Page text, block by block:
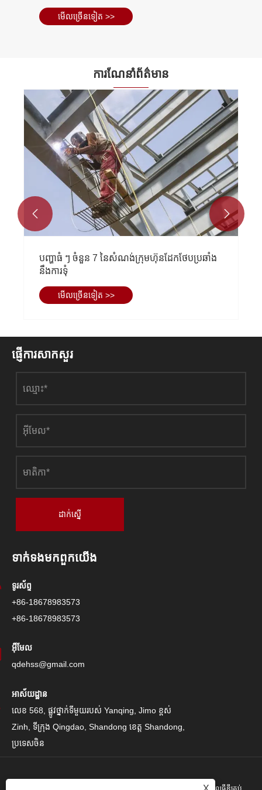
មើល​ច្រើន​ទៀត >>
ការណែនាំព័ត៌មាន
របៀបដែលស្ថានីយ៍រថភ្លើងស៊ុមដែកផ្លាស់ប្តូរបទ
ពិសោធន៍ធ្វើដំណើរតាមរថភ្លើងទំនើប
មើល​ច្រើន​ទៀត >>
 
ផ្ញើការសាកសួរ
ដាក់ស្នើ
ទាក់ទង​មក​ពួក​យើង
ទូរស័ព្ទ
+86-18678983573
+86-18678983573
អ៊ីមែល
qdehss@gmail.com
អាស័យដ្ឋាន
លេខ 568, ផ្លូវថ្នាក់ទីមួយរបស់ Yanqing, Jimo ខ្ពស់
Zinh, ទីក្រុង Qingdao, Shandong ខេត្ត Shandong,
ប្រទេសចិន
រក្សាសិទ្ធិ© 2024 Qingdao Eihe Steel Steel Gropspors គ្រុបគ្រុបខូអិលធីឌីគ្រប់